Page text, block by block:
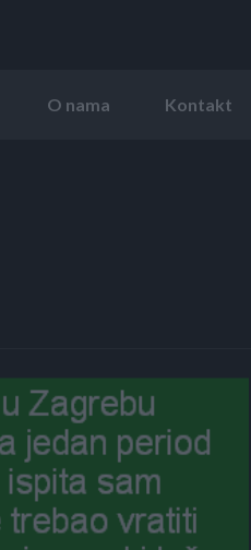
O nama Kontakt